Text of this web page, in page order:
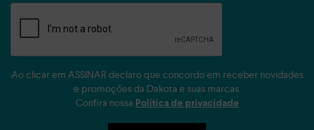
Ao clicar em ASSINAR declaro que concordo em receber novidades
e promoções da Dakota e suas marcas.
Confira nossa Política de privacidade